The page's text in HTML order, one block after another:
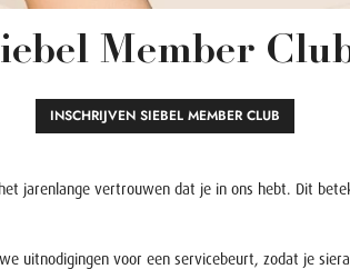
Member
INSCHRIJVEN SIEBEL MEMBER CLUB
jarenlange vertrouwen dat je in ons hebt. Dit
uitnodigingen voor een servicebeurt, zodat je